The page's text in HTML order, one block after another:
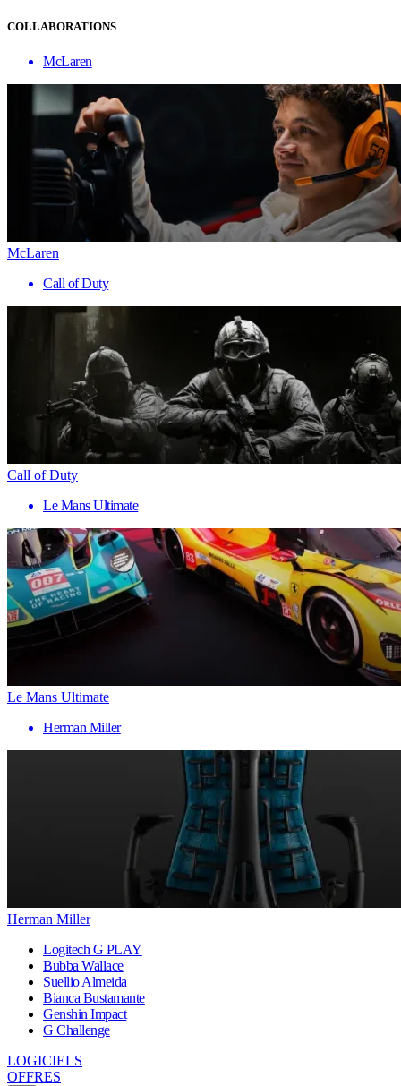
COLLABORATIONS
McLaren
McLaren
Call of Duty
Call of Duty
Le Mans Ultimate
Le Mans Ultimate
Herman Miller
Herman Miller
Logitech G PLAY
Bubba Wallace
Suellio Almeida
Bianca Bustamante
Genshin Impact
G Challenge
LOGICIELS
OFFRES